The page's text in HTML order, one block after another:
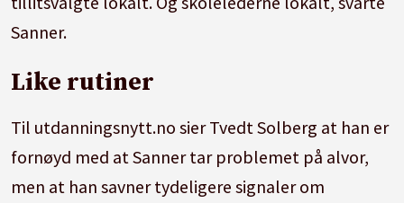
Sanner.
Like rutiner
Til utdanningsnytt.no sier Tvedt Solberg at han er
fornøyd med at Sanner tar problemet på alvor,
men at han savner tydeligere signaler om